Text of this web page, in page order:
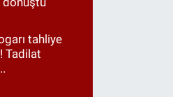
tahliye
Tadilat